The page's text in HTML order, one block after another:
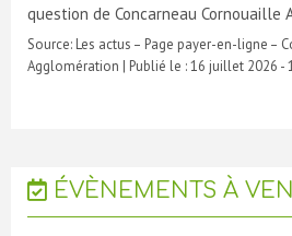
question de Concarneau Cornouaille
Source: Les actus – Page payer-en-ligne –
Agglomération
Publié le :16 juillet 2026 -
ÉVÈNEMENTS À